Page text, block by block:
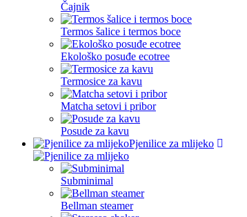
Čajnik
Termos šalice i termos boce
Ekološko posuđe ecotree
Termosice za kavu
Matcha setovi i pribor
Posude za kavu
Pjenilice za mlijeko
Subminimal
Bellman steamer